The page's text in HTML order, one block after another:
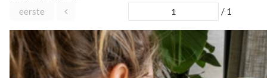
eerste / 1